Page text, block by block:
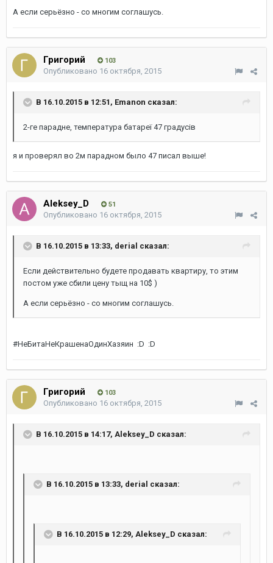
А если серьёзно - со многим соглашусь.
Григорий 103
Опубликовано 16 октября, 2015
В 16.10.2015 в 12:51, Emanon сказал:
2-ге парадне, температура батареї 47 градусів
я и проверял во 2м парадном было 47 писал выше!
Aleksey_D 51
Опубликовано 16 октября, 2015
В 16.10.2015 в 13:33, derial сказал:
Если действительно будете продавать квартиру, то этим
постом уже сбили цену тыщ на 10$ )
А если серьёзно - со многим соглашусь.
#НеБитаНеКрашенаОдинХазяин :D :D
Григорий 103
Опубликовано 16 октября, 2015
В 16.10.2015 в 14:17, Aleksey_D сказал:
В 16.10.2015 в 13:33, derial сказал:
В 16.10.2015 в 12:29, Aleksey_D сказал: